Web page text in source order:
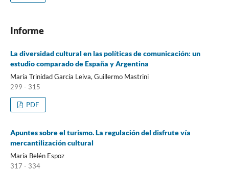
Informe
La diversidad cultural en las políticas de comunicación: un
estudio comparado de España y Argentina
María Trinidad García Leiva, Guillermo Mastrini
299 - 315
PDF
Apuntes sobre el turismo. La regulación del disfrute vía
mercantilización cultural
María Belén Espoz
317 - 334